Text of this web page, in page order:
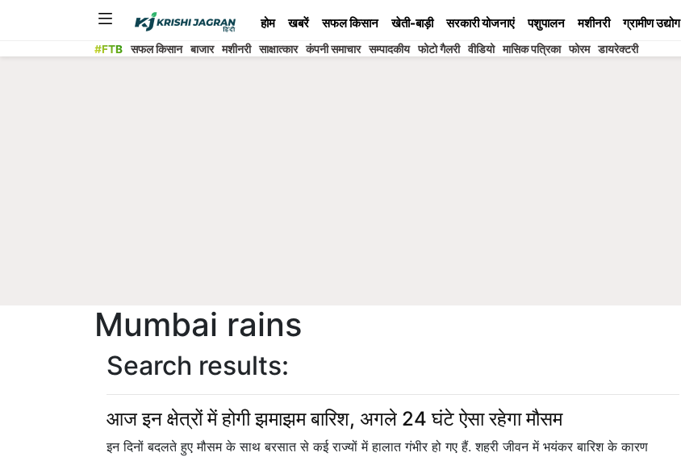
होम खबरें सफल किसान खेती-बाड़ी सरकारी योजनाएं पशुपालन मशीनरी ग्रामीण उद्योग
#FTB सफल किसान बाजार मशीनरी साक्षात्कार कंपनी समाचार सम्पादकीय फोटो गैलरी वीडियो मासिक पत्रिका फोरम डायरेक्टरी
Mumbai rains
Search results:
आज इन क्षेत्रों में होगी झमाझम बारिश, अगले 24 घंटे ऐसा रहेगा मौसम
इन दिनों बदलते हुए मौसम के साथ बरसात से कई राज्यों में हालात गंभीर हो गए हैं. शहरी जीवन में भयंकर बारिश के कारण